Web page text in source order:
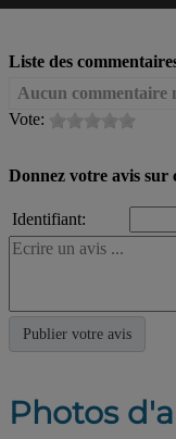
Liste des
Aucun commentaire
Vote:
Donnez votre avis sur
Identifiant:
Photos